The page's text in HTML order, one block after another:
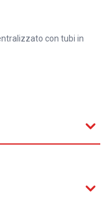
con tubi in